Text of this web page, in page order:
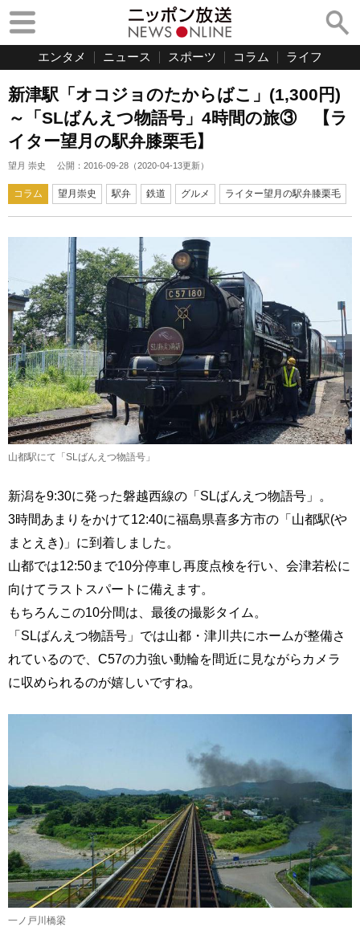
エンタメ ニュース スポーツ コラム ライフ
新津駅「オコジョのたからばこ」(1,300円)
～「SLばんえつ物語号」4時間の旅③ 【ラ
イター望月の駅弁膝栗毛】
望月 崇史 公開： 2016-09-28 （2020-04-13更新）
コラム 望月崇史 駅弁 鉄道 グルメ ライター望月の駅弁膝栗毛
山都駅にて「SLばんえつ物語号」
新潟を9:30に発った磐越西線の「SLばんえつ物語号」。
3時間あまりをかけて12:40に福島県喜多方市の「山都駅(や
まとえき)」に到着しました。
山都では12:50まで10分停車し再度点検を行い、会津若松に
向けてラストスパートに備えます。
もちろんこの10分間は、最後の撮影タイム。
「SLばんえつ物語号」では山都・津川共にホームが整備さ
れているので、C57の力強い動輪を間近に見ながらカメラ
に収められるのが嬉しいですね。
一ノ戸川橋梁